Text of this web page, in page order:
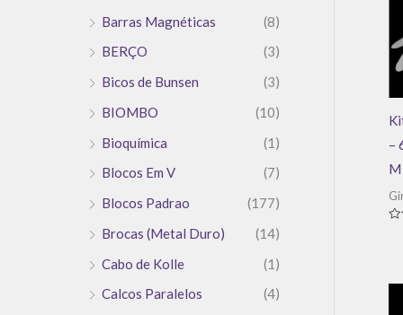
Barras Magnéticas
(8)
BERÇO
(3)
Bicos de Bunsen
(3)
BIOMBO
(10)
Bioquímica
(1)
Blocos Em V
(7)
Blocos Padrao
(177)
Brocas (Metal Duro)
(14)
Cabo de Kolle
(1)
Calcos Paralelos
(4)
–